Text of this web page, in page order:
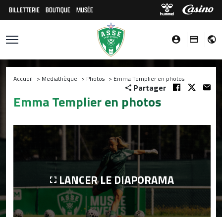
BILLETTERIE BOUTIQUE MUSÉE
Accueil > Mediathèque > Photos > Emma Templier en photos
Partager
Emma Templier en photos
LANCER LE DIAPORAMA